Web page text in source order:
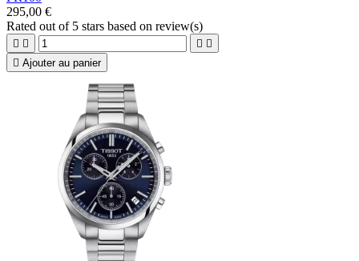
295,00 €
Rated out of 5 stars based on review(s)
   
 Ajouter au panier